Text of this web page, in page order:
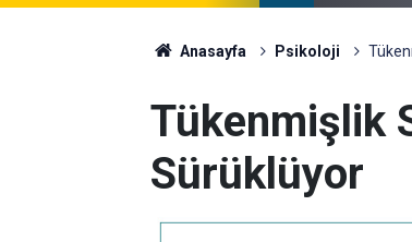
Anasayfa Psikoloji
Tükenmişlik
Sürüklüyor